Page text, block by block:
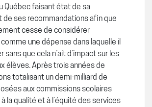
Québec faisant état de sa
de ses recommandations afin que
cesse de considérer
comme une dépense dans laquelle il
sans que cela n’ait d’impact sur les
élèves. Après trois années de
totalisant un demi-milliard de
aux commissions scolaires
la qualité et à l’équité des services